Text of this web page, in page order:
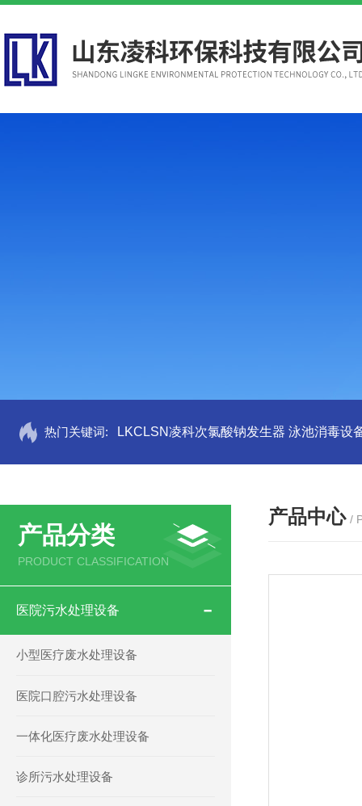
热门关键词: LKCLSN凌科次氯酸钠发生器 泳池消毒设
产品分类
PRODUCT CLASSIFICATION
医院污水处理设备
小型医疗废水处理设备
医院口腔污水处理设备
一体化医疗废水处理设备
诊所污水处理设备
产品中心 /